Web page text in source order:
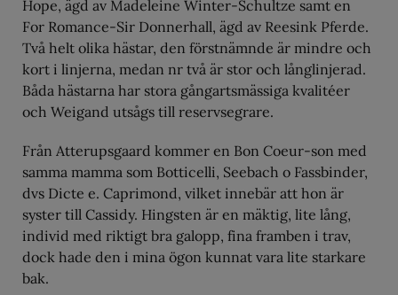
Hope, ägd av Madeleine Winter-Schultze samt en
For Romance-Sir Donnerhall, ägd av Reesink Pferde.
Två helt olika hästar, den förstnämnde är mindre och
kort i linjerna, medan nr två är stor och långlinjerad.
Båda hästarna har stora gångartsmässiga kvalitéer
och Weigand utsågs till reservsegrare.
Från Atterupsgaard kommer en Bon Coeur-son med
samma mamma som Botticelli, Seebach o Fassbinder,
dvs Dicte e. Caprimond, vilket innebär att hon är
syster till Cassidy. Hingsten är en mäktig, lite lång,
individ med riktigt bra galopp, fina framben i trav,
dock hade den i mina ögon kunnat vara lite starkare
bak.